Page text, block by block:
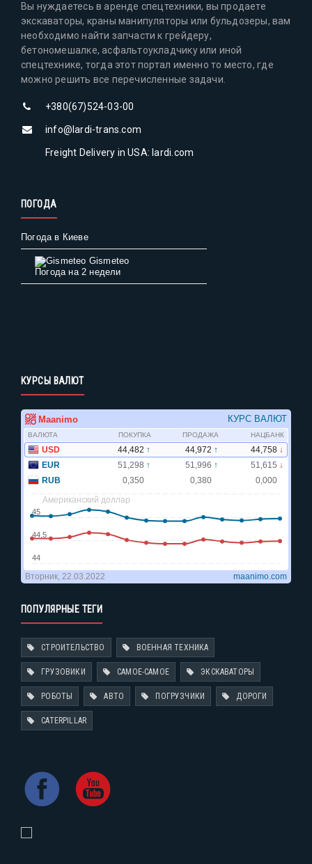
Вы нуждаетесь в аренде спецтехники, вы продаете
экскаваторы, краны манипуляторы или бульдозеры, вам
необходимо найти запчасти к грейдеру,
бетономешалке, асфальтоукладчику или иной
спецтехнике, тогда этот портал именно то место, где
можно решить все перечисленные задачи.
+380(67)524-03-00
info@lardi-trans.com
Freight Delivery in USA: lardi.com
ПОГОДА
Погода в Киеве
Gismeteo
Погода на 2 недели
КУРСЫ ВАЛЮТ
ПОПУЛЯРНЫЕ ТЕГИ
СТРОИТЕЛЬСТВО ВОЕННАЯ ТЕХНИКА
ГРУЗОВИКИ САМОЕ-САМОЕ ЭКСКАВАТОРЫ
РОБОТЫ АВТО ПОГРУЗЧИКИ ДОРОГИ
CATERPILLAR